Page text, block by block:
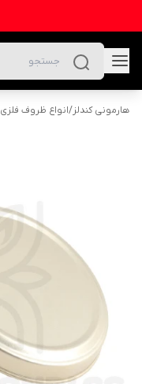
هارمونی کندلز/انواع ظروف فلزی